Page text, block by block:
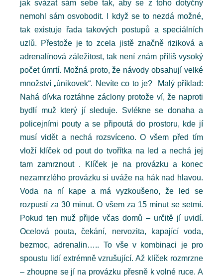
jak svázat sám sebe tak, aby se z toho dotyčný
nemohl sám osvobodit. I když se to nezdá možné,
tak existuje řada takových postupů a speciálních
uzlů. Přestože je to zcela jistě značně riziková a
adrenalínová záležitost, tak není znám příliš vysoký
počet úmrtí. Možná proto, že návody obsahují velké
množství „únikovek“. Nevíte co to je? Malý příklad:
Nahá dívka roztáhne záclony protože ví, že naproti
bydlí muž který jí sleduje. Svlékne se donaha a
policejními pouty a se připoutá do prostoru, kde jí
musí vidět a nechá rozsvíceno. O všem před tím
vloží klíček od pout do tvořítka na led a nechá jej
tam zamrznout . Klíček je na provázku a konec
nezamrzlého provázku si uváže na hák nad hlavou.
Voda na ní kape a má vyzkoušeno, že led se
rozpustí za 30 minut. O všem za 15 minut se setmí.
Pokud ten muž přijde včas domů – určitě jí uvidí.
Ocelová pouta, čekání, nervozita, kapající voda,
bezmoc, adrenalin….. To vše v kombinaci je pro
spoustu lidí extrémně vzrušující. Až klíček rozmrzne
– zhoupne se jí na provázku přesně k volné ruce. A